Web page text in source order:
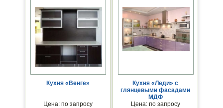
Кухня «Венге»
Цена: по запросу
Кухня «Леди» с
глянцевыми фасадами
МДФ
Цена: по запросу